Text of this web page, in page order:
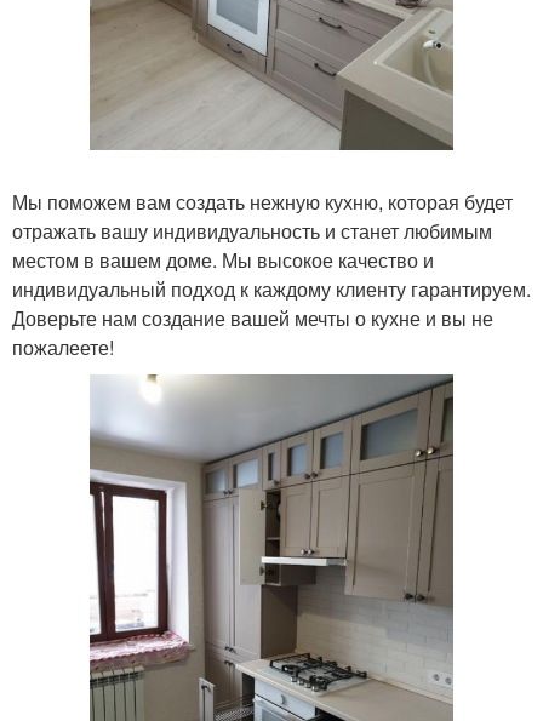
Мы поможем вам создать нежную кухню, которая будет
отражать вашу индивидуальность и станет любимым
местом в вашем доме. Мы высокое качество и
индивидуальный подход к каждому клиенту гарантируем.
Доверьте нам создание вашей мечты о кухне и вы не
пожалеете!